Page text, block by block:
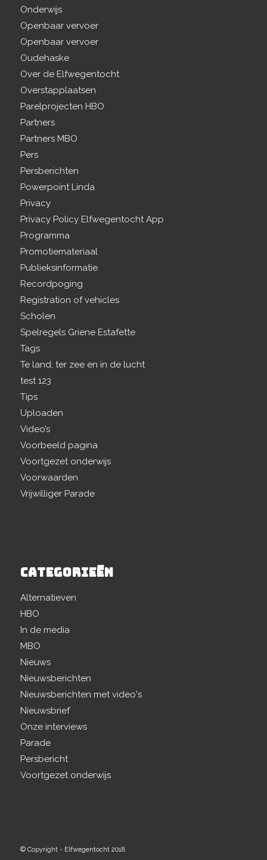
Onderwijs
Openbaar vervoer
Openbaar vervoer
Oudehaske
Over de Elfwegentocht
Overstapplaatsen
Parelprojecten HBO
Partners
Partners MBO
Pers
Persberichten
Powerpoint Linda
Privacy
Privacy Policy Elfwegentocht App
Programma
Promotiemateriaal
Publieksinformatie
Recordpoging
Registration of vehicles
Scholen
Spelregels Griene Estafette
Tags
Te land, ter zee en in de lucht
test 123
Tips
Uploaden
Video’s
Voorbeeld pagina
Voortgezet onderwijs
Voorwaarden
Vrijwilliger Parade
CATEGORIEËN
Alternatieven
HBO
In de media
MBO
Nieuws
Nieuwsberichten
Nieuwsberichten met video's
Nieuwsbrief
Onze interviews
Parade
Persbericht
Voortgezet onderwijs
© Copyright - Elfwegentocht 2018